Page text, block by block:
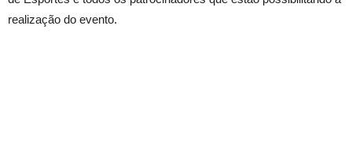
realização do evento.